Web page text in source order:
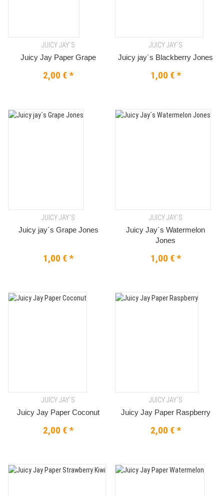
JUICY JAY`S
Juicy Jay Paper Grape
2,00 €*
JUICY JAY`S
Juicy jay´s Blackberry Jones
1,00 €*
JUICY JAY`S
Juicy jay´s Grape Jones
1,00 €*
JUICY JAY`S
Juicy Jay´s Watermelon
Jones
1,00 €*
JUICY JAY`S
Juicy Jay Paper Coconut
2,00 €*
JUICY JAY`S
Juicy Jay Paper Raspberry
2,00 €*